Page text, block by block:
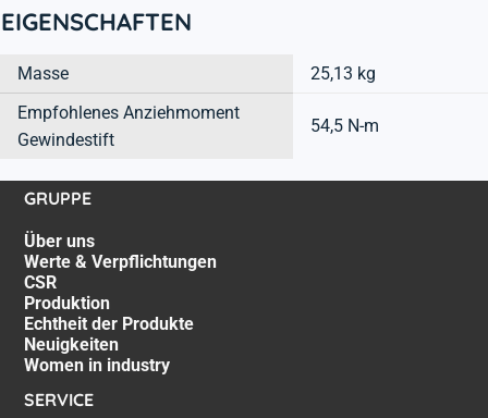
EIGENSCHAFTEN
Masse
25,13 kg
Empfohlenes Anziehmoment
Gewindestift
54,5 N-m
GRUPPE
Über uns
Werte & Verpflichtungen
CSR
Produktion
Echtheit der Produkte
Neuigkeiten
Women in industry
SERVICE